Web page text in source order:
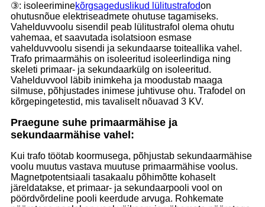
③: isoleeriminekõrgsageduslikud lülitustrafodon
ohutusnõue elektriseadmete ohutuse tagamiseks.
Vahelduvvoolu sisendil peab lülitustrafol olema ohutu
vahemaa, et saavutada isolatsioon esmase
vahelduvvoolu sisendi ja sekundaarse toiteallika vahel.
Trafo primaarmähis on isoleeritud isoleerlindiga ning
skeleti primaar- ja sekundaarkülg on isoleeritud.
Vahelduvvool läbib inimkeha ja moodustab maaga
silmuse, põhjustades inimese juhtivuse ohu. Trafodel on
kõrgepingetestid, mis tavaliselt nõuavad 3 KV.
Praegune suhe primaarmähise ja
sekundaarmähise vahel:
Kui trafo töötab koormusega, põhjustab sekundaarmähise
voolu muutus vastava muutuse primaarmähise voolus.
Magnetpotentsiaali tasakaalu põhimõtte kohaselt
järeldatakse, et primaar- ja sekundaarpooli vool on
pöördvõrdeline pooli keerdude arvuga. Rohkemate